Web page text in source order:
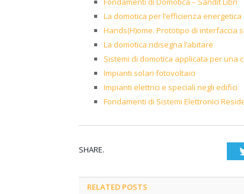
La domotica per l’efficienza
Hands(H)ome. Prototipo di interfaccia
La domotica ridisegna l’abitare
Sistemi di domotica applicata per una
Impianti solari fotovoltaici
Impianti elettrici e speciali negli edifici
Fondamenti di Sistemi Elettronici
SHARE.
RELATED POSTS